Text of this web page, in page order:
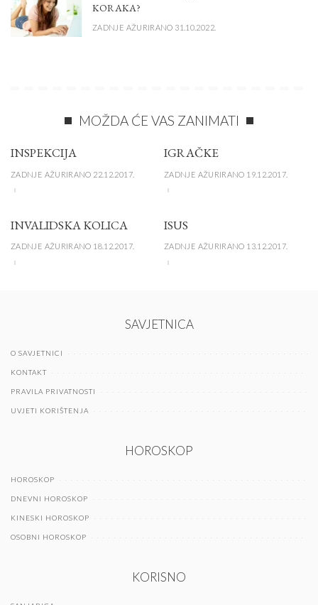
KORAKA?
ZADNJE AŽURIRANO 31.10.2022.
MOŽDA ĆE VAS ZANIMATI
INSPEKCIJA
ZADNJE AŽURIRANO 22.12.2017.
IGRAČKE
ZADNJE AŽURIRANO 19.12.2017.
INVALIDSKA KOLICA
ZADNJE AŽURIRANO 18.12.2017.
ISUS
ZADNJE AŽURIRANO 13.12.2017.
SAVJETNICA
O SAVJETNICI
KONTAKT
PRAVILA PRIVATNOSTI
UVJETI KORIŠTENJA
HOROSKOP
HOROSKOP
DNEVNI HOROSKOP
KINESKI HOROSKOP
OSOBNI HOROSKOP
KORISNO